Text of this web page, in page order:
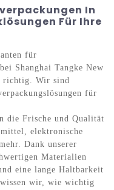
In
Für Ihre
für
Shanghai Tangke New
richtig. Wir sind
für
die Frische und Qualität
elektronische
Dank unserer
Materialien
eine lange Haltbarkeit
wir, wie wichtig